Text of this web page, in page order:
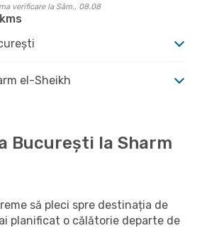
verificare la Sâm., 08.08
el-Sheikh
București la Sharm
să pleci spre destinația de
planificat o călătorie departe de